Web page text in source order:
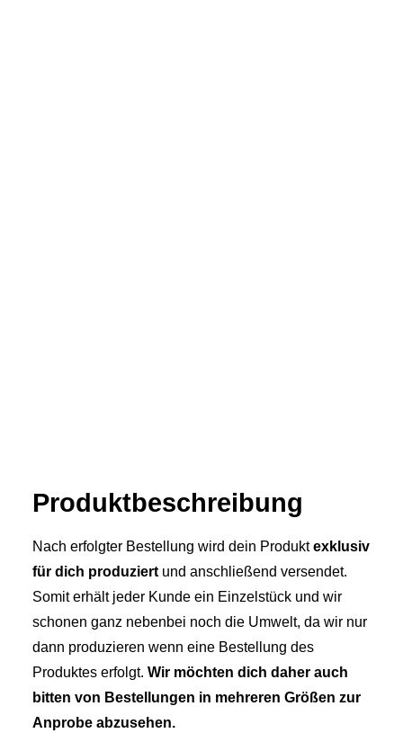
Produkt­­beschreibung
Nach erfolgter Bestellung wird dein Produktexklusiv
für dich produziert und anschließend versendet.
Somit erhält jeder Kunde ein Einzelstück und wir
schonen ganz nebenbei noch die Umwelt, da wir nur
dann produzieren wenn eine Bestellung des
Produktes erfolgt. Wir möchten dich daher auch
bitten von Bestellungen in mehreren Größen zur
Anprobe abzusehen.